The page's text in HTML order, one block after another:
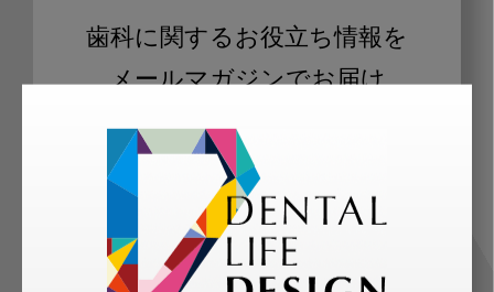
歯科に関するお役立ち情報を
メールマガジンでお届け
ご登録いただいた職種（歯科医師、歯
科衛生士、歯科技工士）に合わせた内
容のメールマガジンをお届けします。